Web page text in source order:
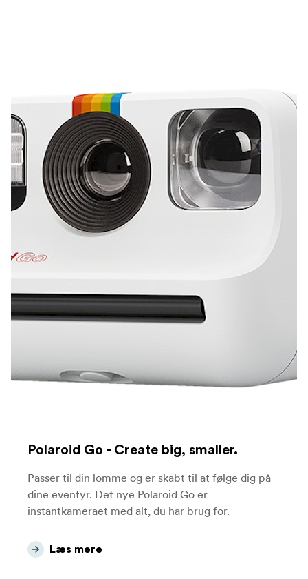
Polaroid Go - Create big, smaller.
Passer til din lomme og er skabt til at følge dig på
dine eventyr. Det nye Polaroid Go er
instantkameraet med alt, du har brug for.
Læs mere